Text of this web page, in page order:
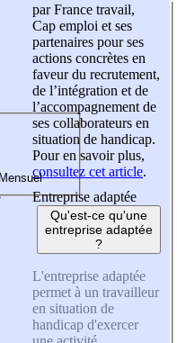
par France travail,
Cap emploi et ses
partenaires pour ses
actions concrètes en
faveur du recrutement,
de l’intégration et de
l’accompagnement de
ses collaborateurs en
situation de handicap.
Pour en savoir plus,
consultez cet article.
Entreprise adaptée
Qu'est-ce qu'une
entreprise adaptée
?
L'entreprise adaptée
permet à un travailleur
en situation de
handicap d'exercer